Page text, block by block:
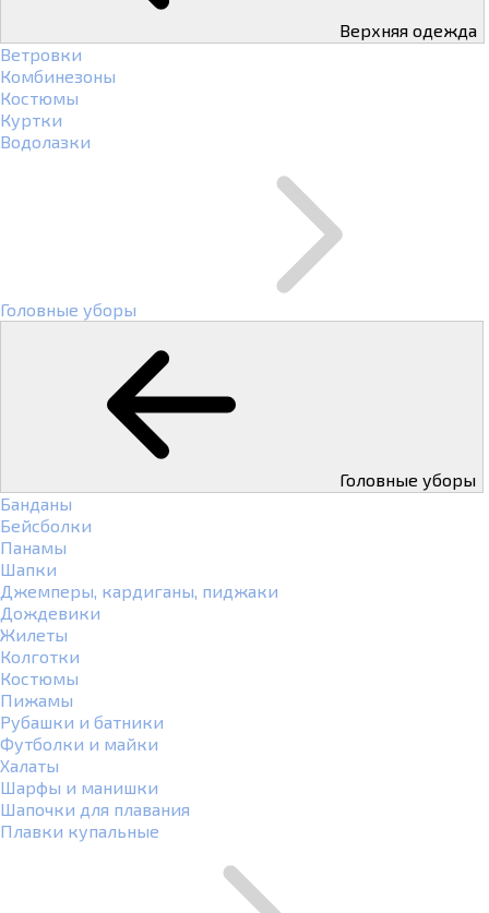
Верхняя одежда
Ветровки
Комбинезоны
Костюмы
Куртки
Водолазки
Головные уборы
Головные уборы
Банданы
Бейсболки
Панамы
Шапки
Джемперы, кардиганы, пиджаки
Дождевики
Жилеты
Колготки
Костюмы
Пижамы
Рубашки и батники
Футболки и майки
Халаты
Шарфы и манишки
Шапочки для плавания
Плавки купальные